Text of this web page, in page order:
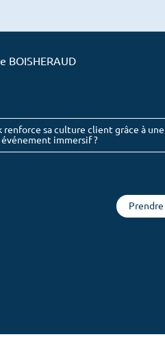
BOISHERAUD
renforce sa culture client grâce à
immersif ?